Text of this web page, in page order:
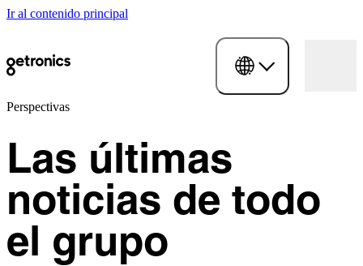
Ir al contenido principal
Perspectivas
Las últimas
noticias de todo
el grupo